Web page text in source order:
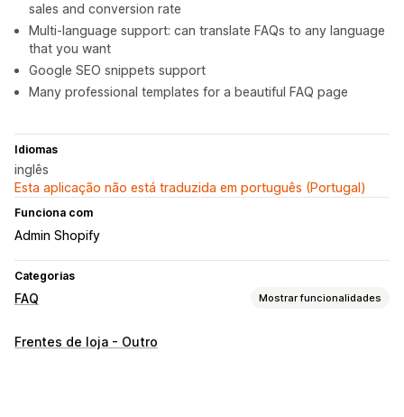
sales and conversion rate
Multi-language support: can translate FAQs to any language
that you want
Google SEO snippets support
Many professional templates for a beautiful FAQ page
Idiomas
inglês
Esta aplicação não está traduzida em português (Portugal)
Funciona com
Admin Shopify
Categorias
FAQ Mostrar funcionalidades
Ferramentas de edição
Frentes de loja - Outro